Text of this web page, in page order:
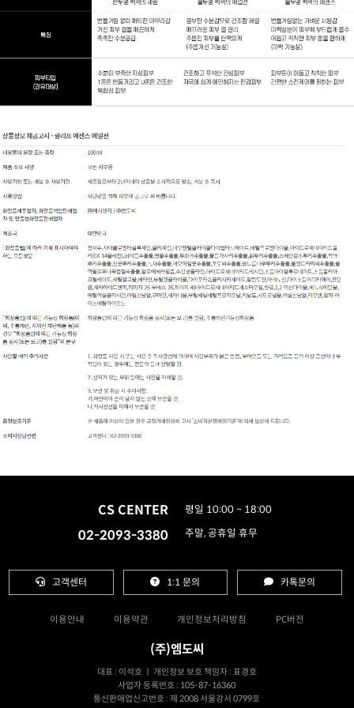
CS CENTER
02-2093-3380
평일 10:00 ~ 18:00
주말, 공휴일 휴무
고객센터 1:1 문의 카톡문의
이용안내 이용약관 개인정보처리방침 PC버전
(주)엠도씨
대표 : 이석호 ㅣ 개인정보 보호 책임자 : 표경호
사업자 등록번호 : 105-87-16360
통신판매업신고번호 : 제 2008 서울강서 0799호